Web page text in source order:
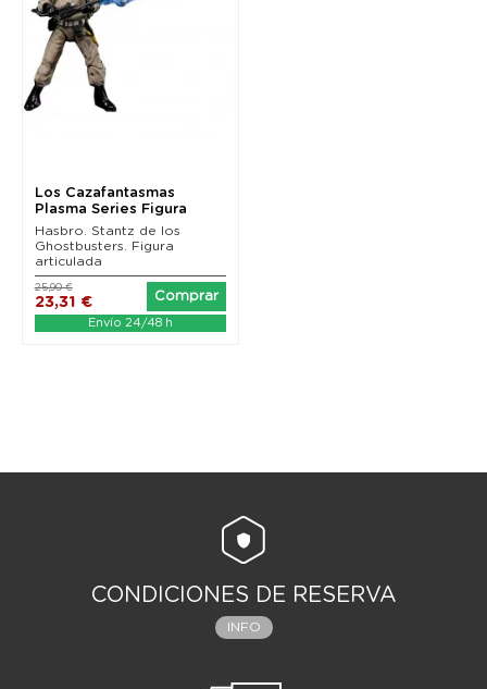
Los Cazafantasmas
Plasma Series Figura
Stantz 15 cm
Hasbro. Stantz de los
Ghostbusters. Figura
articulada
23,31 €
25,90 €
Comprar
Envío 24/48 h
CONDICIONES DE RESERVA
INFO